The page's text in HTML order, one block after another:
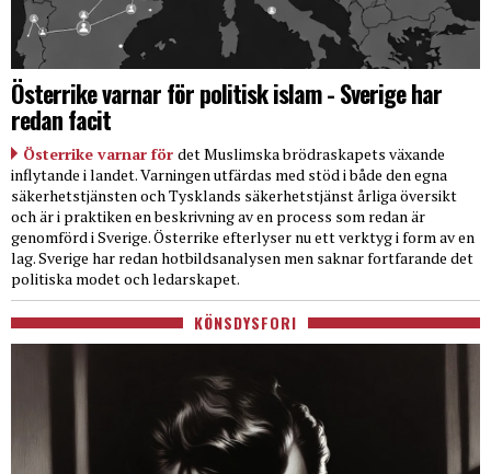
Österrike varnar för politisk islam - Sverige har
redan facit
Österrike varnar för det Muslimska brödraskapets växande
inflytande i landet. Varningen utfärdas med stöd i både den egna
säkerhetstjänsten och Tysklands säkerhetstjänst årliga översikt
och är i praktiken en beskrivning av en process som redan är
genomförd i Sverige. Österrike efterlyser nu ett verktyg i form av en
lag. Sverige har redan hotbildsanalysen men saknar fortfarande det
politiska modet och ledarskapet.
KÖNSDYSFORI